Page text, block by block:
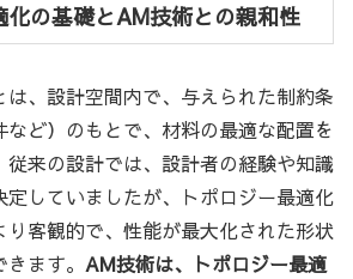
化の基礎とAM技術との親和性
は、設計空間内で、与えられた制約条
ど）のもとで、材料の最適な配置を
従来の設計では、設計者の経験や知識
定していましたが、トポロジー最適化
り客観的で、性能が最大化された形状
ます。 AM技術は、トポロジー最適